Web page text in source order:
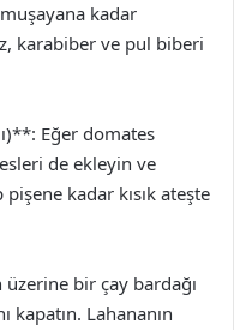
kadar
karabiber ve pul biberi
Eğer domates
de ekleyin ve
pişene kadar kısık ateşte
bir çay bardağı
kapatın. Lahananın